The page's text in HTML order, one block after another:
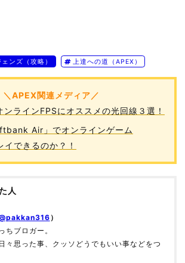
ンズ（攻略） 上達への道（APEX）
＼APEX関連メディア／
ラインFPSにオススメの光回線３選！
Air」でオンラインゲーム
イできるのか？！
人
）
ちブロガー。
々思った事、クッソどうでもいい事などをつ